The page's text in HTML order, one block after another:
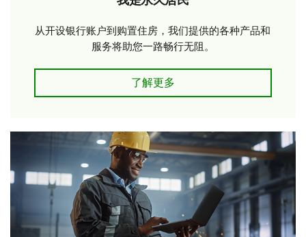
从开设银行账户到购置住房，我们提供的各种产品和
服务将助您一路畅行无阻。
了解更多